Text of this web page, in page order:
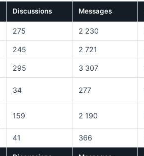
Discussions Messages
275 2 230
245 2 721
295 3 307
34 277
159 2 190
41 366